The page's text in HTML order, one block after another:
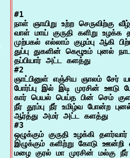
#1
நாள் ஞாயிறு உற்ற செருவிற்கு
வாள் மாய் குருதி களிறு உழக்க
முற்பகல் எல்லாம் குழம்பு ஆகி
துப்பு துகளின் கெழூஉம் புனல்
தப்பியார் அட்ட களத்து
#2
ஞாட்பினுள் எஞ்சிய ஞாலம் சேர்
போர்ப்பு இல் இடி முரசின் ஊடு
கார் பெயல் பெய்த பின் செம்
நீர் தூம்பு நீர் உமிழ்வ போன்ற
ஆர்த்து அமர் அட்ட களத்து
#3
ஒழுக்கும் குருதி உழக்கி தளர்வார்
இழுக்கும் களிற்று கோடு ஊன்றி
மழை குரல் மா முரசின் மல்கு